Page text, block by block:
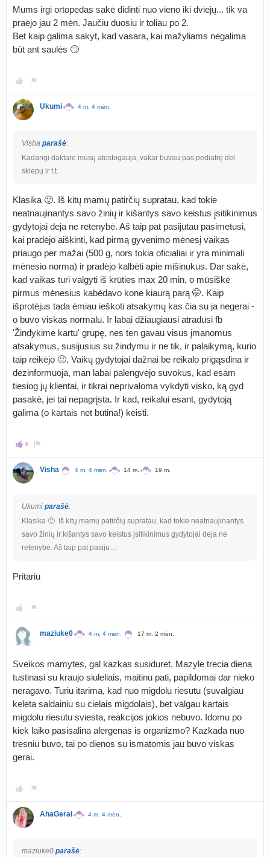
Mums irgi ortopedas sakė didinti nuo vieno iki dviejų... tik va
praėjo jau 2 mėn. Jaučiu duosiu ir toliau po 2.
Bet kaip galima sakyt, kad vasara, kai mažyliams negalima
būt ant saulės 🙄
Ukumi 4 m. 4 mėn.
Visha parašė:
Kadangi daktarė mūsų atostogauja, vakar buvau pas pediatrę dėl
skiepų ir t.t.
Klasika 🙂. Iš kitų mamų patirčių supratau, kad tokie
neatnaujinantys savo žinių ir kišantys savo keistus įsitikinimus
gydytojai deja ne retenybė. Aš taip pat pasijutau pasimetusi,
kai pradėjo aiškinti, kad pirmą gyvenimo mėnesį vaikas
priaugo per mažai (500 g, nors tokia oficialiai ir yra minimali
mėnesio norma) ir pradėjo kalbėti apie mišinukus. Dar sakė,
kad vaikas turi valgyti iš krūties max 20 min, o mūsiškė
pirmus mėnesius kabėdavo kone kiaurą parą 🤭. Kaip
išprotėjus tada ėmiau ieškoti atsakymų kas čia su ja negerai -
o buvo viskas normalu. Ir labai džiaugiausi atradusi fb
'Žindykime kartu' grupę, nes ten gavau visus įmanomus
atsakymus, susijusius su žindymu ir ne tik, ir palaikymą, kurio
taip reikėjo 🙂. Vaikų gydytojai dažnai be reikalo prigąsdina ir
dezinformuoja, man labai palengvėjo suvokus, kad esam
tiesiog jų klientai, ir tikrai neprivaloma vykdyti visko, ką gyd
pasakė, jei tai nepagrįsta. Ir kad, reikalui esant, gydytoją
galima (o kartais net būtina!) keisti.
4
Visha 4 m. 4 mėn. 14 m. 19 m.
Ukumi parašė:
Klasika 🙂. Iš kitų mamų patirčių supratau, kad tokie neatnaujinantys
savo žinių ir kišantys savo keistus įsitikinimus gydytojai deja ne
retenybė. Aš taip pat pasiju…
Pritariu
maziuke0 4 m. 4 mėn. 17 m. 2 mėn.
Sveikos mamytes, gal kazkas susiduret. Mazyle trecia diena
tustinasi su kraujo siuleliais, maitinu pati, papildomai dar nieko
neragavo. Turiu itarima, kad nuo migdolu riesutu (suvalgiau
keleta saldainiu su cielais migdolais), bet valgau kartais
migdolu riesutu sviesta, reakcijos jokios nebuvo. Idomu po
kiek laiko pasisalina alergenas is organizmo? Kazkada nuo
tresniu buvo, tai po dienos su ismatomis jau buvo viskas
gerai.
AhaGerai 4 m. 4 mėn.
maziuke0 parašė: